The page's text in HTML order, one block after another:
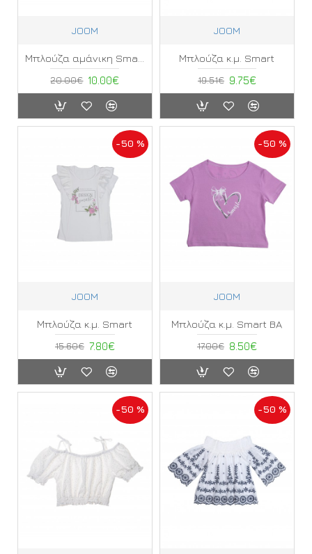
JOOM
10.00€
20.00€
JOOM
Μπλούζα κ.μ. Smart
9.75€
19.51€
-50 %
JOOM
Μπλούζα κ.μ. Smart
7.80€
15.60€
-50 %
JOOM
Μπλούζα κ.μ. Smart BA
8.50€
17.00€
-50 % -50 %